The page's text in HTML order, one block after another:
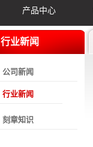
产品中心
行业新闻
公司新闻
行业新闻
刻章知识